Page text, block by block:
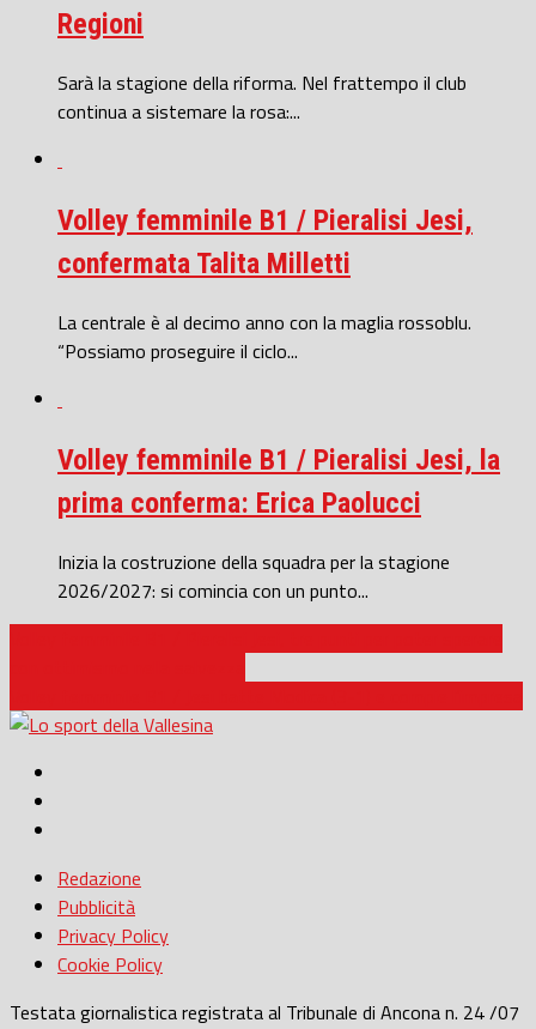
Regioni
Sarà la stagione della riforma. Nel frattempo il club
continua a sistemare la rosa:...
Volley femminile B1 / Pieralisi Jesi,
confermata Talita Milletti
La centrale è al decimo anno con la maglia rossoblu.
“Possiamo proseguire il ciclo...
Volley femminile B1 / Pieralisi Jesi, la
prima conferma: Erica Paolucci
Inizia la costruzione della squadra per la stagione
2026/2027: si comincia con un punto...
Redazione
Pubblicità
Privacy Policy
Cookie Policy
Testata giornalistica registrata al Tribunale di Ancona n. 24 /07